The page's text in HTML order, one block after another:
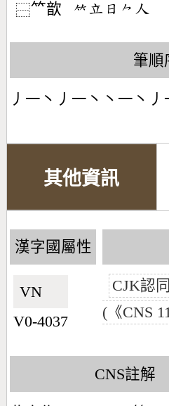
⿱𥫗歆 󶆆󶅒󶃐󶀽󶀬
筆順
丿一丶丿一丶丶一丶
其他資訊
漢字國屬性
VN🇻🇳
V0-4037
CJK認
(《CNS
CNS註解